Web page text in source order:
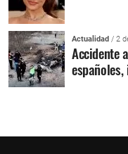
Actualidad / 2
Accidente